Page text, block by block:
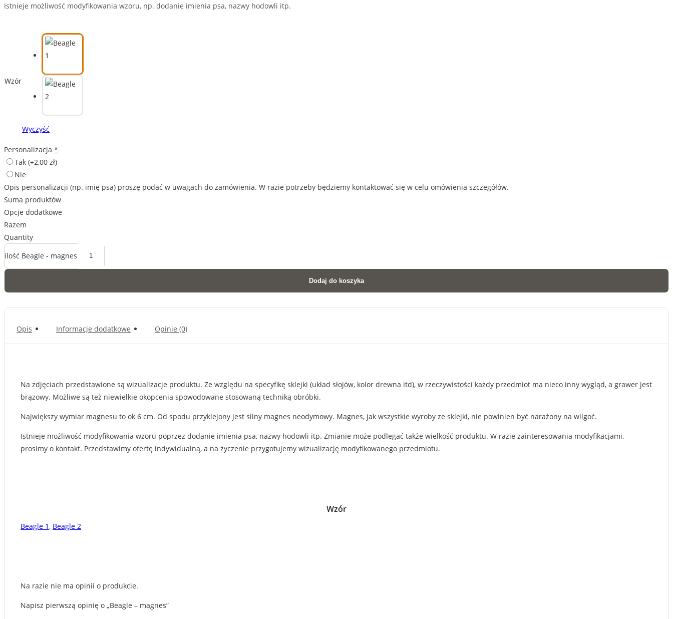
Istnieje możliwość modyfikowania wzoru, np. dodanie imienia psa, nazwy hodowli itp.
Wzór
Wyczyść
Personalizacja *
Tak (+2,00 zł)
Nie
Opis personalizacji (np. imię psa) proszę podać w uwagach do zamówienia. W razie potrzeby będziemy kontaktować się w celu omówienia szczegółów.
Suma produktów
Opcje dodatkowe
Razem
Quantity
ilość Beagle - magnes
Dodaj do koszyka
Opis Informacje dodatkowe Opinie (0)
Na zdjęciach przedstawione są wizualizacje produktu. Ze względu na specyfikę sklejki (układ słojów, kolor drewna itd), w rzeczywistości każdy przedmiot ma nieco inny wygląd, a grawer jest
brązowy. Możliwe są też niewielkie okopcenia spowodowane stosowaną techniką obróbki.
Największy wymiar magnesu to ok 6 cm. Od spodu przyklejony jest silny magnes neodymowy. Magnes, jak wszystkie wyroby ze sklejki, nie powinien być narażony na wilgoć.
Istnieje możliwość modyfikowania wzoru poprzez dodanie imienia psa, nazwy hodowli itp. Zmianie może podlegać także wielkość produktu. W razie zainteresowania modyfikacjami,
prosimy o kontakt. Przedstawimy ofertę indywidualną, a na życzenie przygotujemy wizualizację modyfikowanego przedmiotu.
Wzór
Beagle 1, Beagle 2
Na razie nie ma opinii o produkcie.
Napisz pierwszą opinię o „Beagle – magnes”